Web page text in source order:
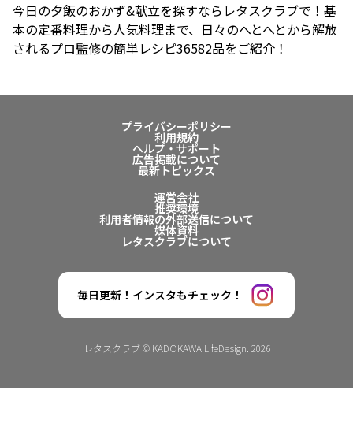
今日の夕飯のおかず&献立を探すならレタスクラブで！基
本の定番料理から人気料理まで、日々のへとへとから解放
されるプロ監修の簡単レシピ36582品をご紹介！
プライバシーポリシー
利用規約
ヘルプ・サポート
広告掲載について
最新トピックス
運営会社
推奨環境
利用者情報の外部送信について
媒体資料
レタスクラブについて
毎日更新！インスタもチェック！
レタスクラブ © KADOKAWA LifeDesign. 2026